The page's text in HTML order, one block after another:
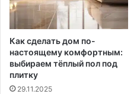
Как сделать дом по-
настоящему комфортным:
выбираем тёплый пол под
плитку
29.11.2025